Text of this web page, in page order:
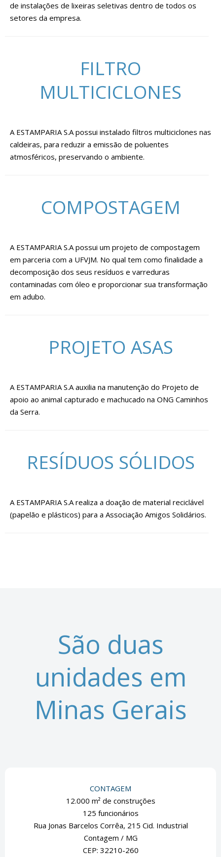
de instalações de lixeiras seletivas dentro de todos os
setores da empresa.
FILTRO
MULTICICLONES
A ESTAMPARIA S.A possui instalado filtros multiciclones nas
caldeiras, para reduzir a emissão de poluentes
atmosféricos, preservando o ambiente.
COMPOSTAGEM
A ESTAMPARIA S.A possui um projeto de compostagem
em parceria com a UFVJM. No qual tem como finalidade a
decomposição dos seus resíduos e varreduras
contaminadas com óleo e proporcionar sua transformação
em adubo.
PROJETO ASAS
A ESTAMPARIA S.A auxilia na manutenção do Projeto de
apoio ao animal capturado e machucado na ONG Caminhos
da Serra.
RESÍDUOS SÓLIDOS
A ESTAMPARIA S.A realiza a doação de material reciclável
(papelão e plásticos) para a Associação Amigos Solidários.
São duas
unidades em
Minas Gerais
CONTAGEM
12.000 m² de construções
125 funcionários
Rua Jonas Barcelos Corrêa, 215 Cid. Industrial
Contagem / MG
CEP: 32210-260